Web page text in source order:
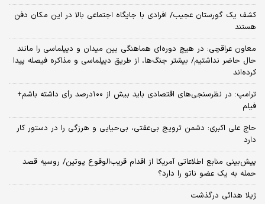
کشف یک گورستان عجیب/ افرادی با جایگاه اجتماعی بالا در این مکان دفن
هستند
معاون عراقچی: در هیچ دوره‌ای هماهنگی بین میدان و دیپلماسی را مانند
حال حاضر نداشتیم/ بیشتر جنگ‌ها، از طریق دیپلماسی و مذاکره فیصله پیدا
کرده‌اند
ترامپ: در نظرسنجی‌های اقتصادی باید بیش از ۱۰۰درصد رأی داشته باشم+
فیلم
حاج علی اکبری: دشمن ترویج بی‌عفتی، بی‌حیایی و هرزگی را در دستور کار
دارد
پیش‌بینی منابع اطلاعاتی آمریکا از اقدام قریب‌الوقوع پوتین/ روسیه قصد
حمله به یک عضو ناتو را دارد؟
ژیلا هدائی درگذشت